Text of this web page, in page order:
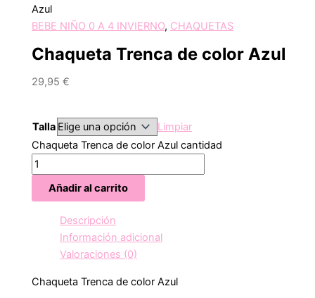
Azul
BEBE NIÑO 0 A 4 INVIERNO, CHAQUETAS
Chaqueta Trenca de color Azul
29,95€
Talla
Limpiar
Chaqueta Trenca de color Azul cantidad
Añadir al carrito
Descripción
Información adicional
Valoraciones (0)
Chaqueta Trenca de color Azul